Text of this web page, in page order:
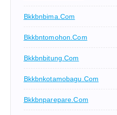
Bkkbnbima.com
Bkkbntomohon.com
Bkkbnbitung.com
Bkkbnkotamobagu.com
Bkkbnparepare.com